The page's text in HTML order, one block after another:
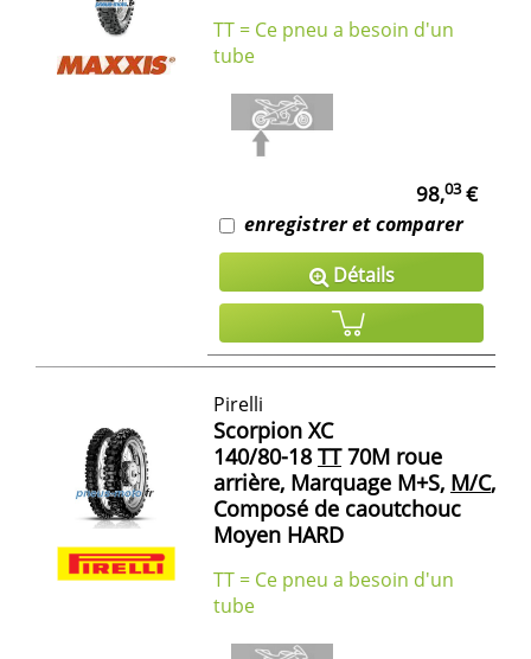
TT = Ce pneu a besoin d'un
tube
98,03€
enregistrer et comparer
Détails
Pirelli
Scorpion XC
140/80-18 TT70M roue
arrière, Marquage M+S, M/C,
Composé de caoutchouc
Moyen HARD
TT = Ce pneu a besoin d'un
tube